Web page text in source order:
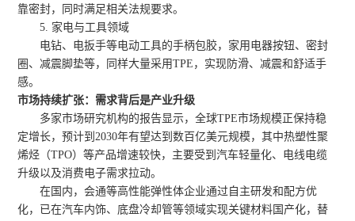
靠密封，同时满足相关法规要求。
5. 家电与工具领域
电钻、电扳手等电动工具的手柄包胶，家用电器按钮、密封
圈、减震脚垫等，同样大量采用TPE，实现防滑、减震和舒适手
感。
市场持续扩张：需求背后是产业升级
多家市场研究机构的报告显示，全球TPE市场规模正保持稳
定增长，预计到2030年有望达到数百亿美元规模，其中热塑性聚
烯烃（TPO）等产品增速较快，主要受到汽车轻量化、电线电缆
升级以及消费电子需求拉动。
在国内，会通等高性能弹性体企业通过自主研发和配方优
化，已在汽车内饰、底盘冷却管等领域实现关键材料国产化，替